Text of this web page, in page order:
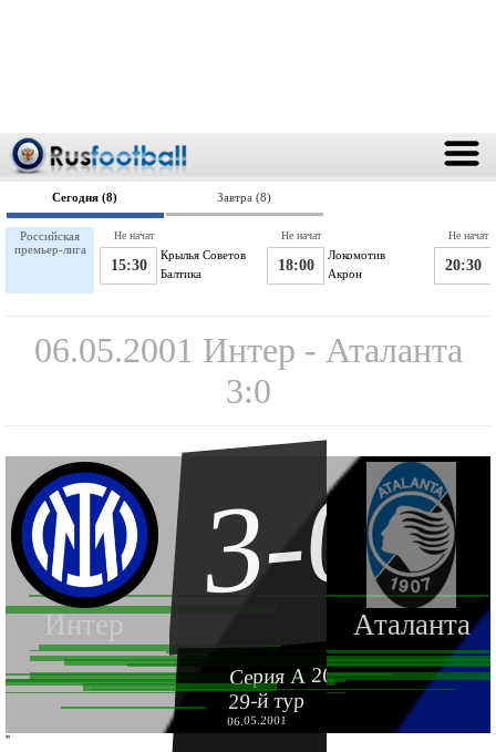
Сегодня (8) Завтра (8)
Российская
премьер-лига
Крылья Советов
15:30 Балтика
Не начат
Локомотив
18:00 Акрон
Не начат
20:30
Не начат
06.05.2001 Интер - Аталанта
3:0
Интер Аталанта
3-0
Серия А 2000-2001
29-й тур
06.05.2001
''